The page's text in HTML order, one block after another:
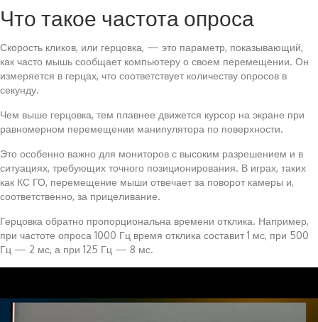
Что такое частота опроса
Скорость кликов, или герцовка, — это параметр, показывающий,
как часто мышь сообщает компьютеру о своем перемещении. Он
измеряется в герцах, что соответствует количеству опросов в
секунду.
Чем выше герцовка, тем плавнее движется курсор на экране при
равномерном перемещении манипулятора по поверхности.
Это особенно важно для мониторов с высоким разрешением и в
ситуациях, требующих точного позиционирования. В играх, таких
как КС ГО, перемещение мыши отвечает за поворот камеры и,
соответственно, за прицеливание.
Герцовка обратно пропорциональна времени отклика. Например,
при частоте опроса 1000 Гц время отклика составит 1 мс, при 500
Гц — 2 мс, а при 125 Гц — 8 мс.